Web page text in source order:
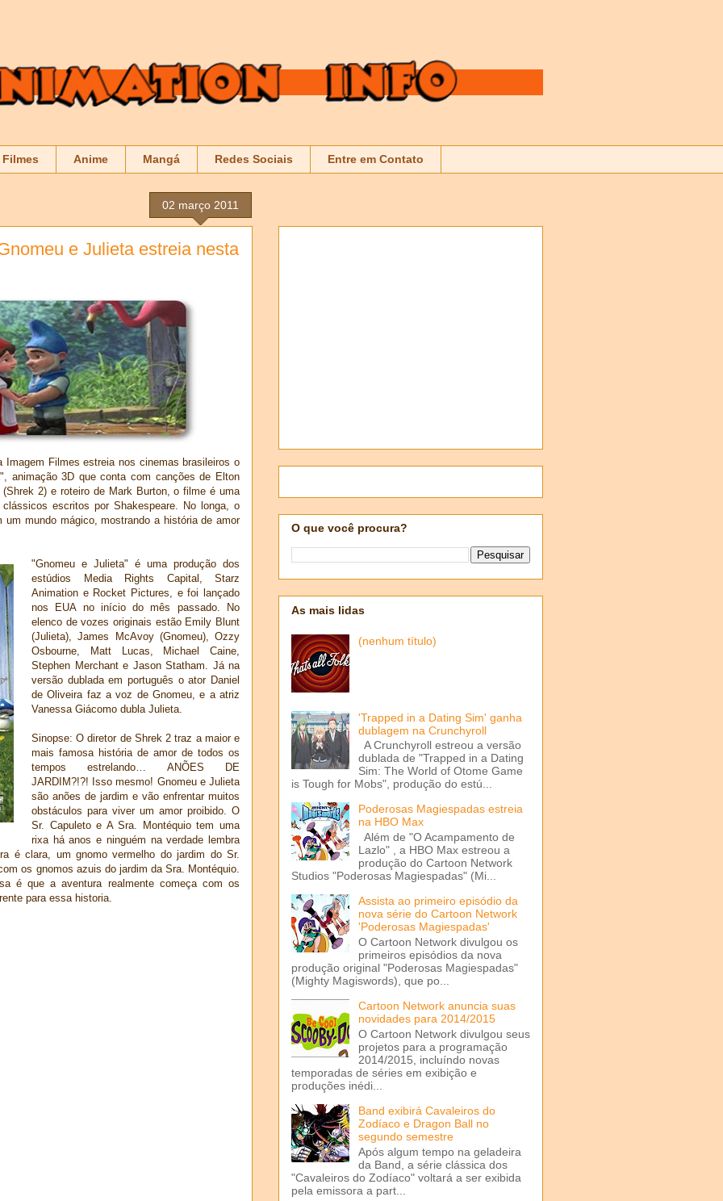
Filmes Anime Mangá Redes Sociais Entre em Contato
02 março 2011
e Julieta estreia nesta
Imagem Filmes estreia nos cinemas brasileiros o
animação 3D que conta com canções de Elton
2) e roteiro de Mark Burton, o filme é uma
escritos por Shakespeare. No longa, o
mundo mágico, mostrando a história de amor
"Gnomeu e Julieta" é uma produção dos
estúdios Media Rights Capital, Starz
Animation e Rocket Pictures, e foi lançado
nos EUA no início do mês passado. No
elenco de vozes originais estão Emily Blunt
(Julieta), James McAvoy (Gnomeu), Ozzy
Osbourne, Matt Lucas, Michael Caine,
Stephen Merchant e Jason Statham. Já na
versão dublada em português o ator Daniel
de Oliveira faz a voz de Gnomeu, e a atriz
Vanessa Giácomo dubla Julieta.
Sinopse: O diretor de Shrek 2 traz a maior e
mais famosa história de amor de todos os
tempos estrelando… ANÕES DE
JARDIM?!?! Isso mesmo! Gnomeu e Julieta
são anões de jardim e vão enfrentar muitos
obstáculos para viver um amor proibido. O
Sr. Capuleto e A Sra. Montéquio tem uma
rixa há anos e ninguém na verdade lembra
é clara, um gnomo vermelho do jardim do Sr.
os gnomos azuis do jardim da Sra. Montéquio.
é que a aventura realmente começa com os
para essa historia.
O que você procura?
As mais lidas
(nenhum título)
'Trapped in a Dating Sim' ganha
dublagem na Crunchyroll
A Crunchyroll estreou a versão
dublada de "Trapped in a Dating
Sim: The World of Otome Game
is Tough for Mobs", produção do estú...
Poderosas Magiespadas estreia
na HBO Max
Além de "O Acampamento de
Lazlo" , a HBO Max estreou a
produção do Cartoon Network
Studios "Poderosas Magiespadas" (Mi...
Assista ao primeiro episódio da
nova série do Cartoon Network
'Poderosas Magiespadas'
O Cartoon Network divulgou os
primeiros episódios da nova
produção original "Poderosas Magiespadas"
(Mighty Magiswords), que po...
Cartoon Network anuncia suas
novidades para 2014/2015
O Cartoon Network divulgou seus
projetos para a programação
2014/2015, incluíndo novas
temporadas de séries em exibição e
produções inédi...
Band exibirá Cavaleiros do
Zodíaco e Dragon Ball no
segundo semestre
Após algum tempo na geladeira
da Band, a série clássica dos
"Cavaleiros do Zodíaco" voltará a ser exibida
pela emissora a part...